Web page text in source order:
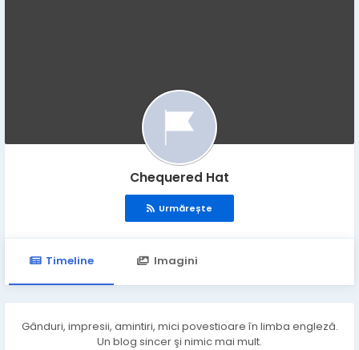
Chequered Hat
Urmărește
Timeline Imagini
Gânduri, impresii, amintiri, mici povestioare în limba engleză.
Un blog sincer şi nimic mai mult.